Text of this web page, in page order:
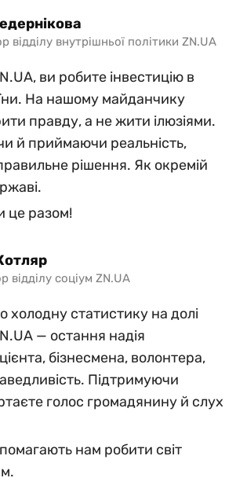
відділу внутрішньої політики ZN.UA
ви робите інвестицію в
На нашому майданчику
правду, а не жити ілюзіями.
й приймаючи реальність,
рішення. Як окремій
це разом!
відділу соціум ZN.UA
холодну статистику на долі
— остання надія
бізнесмена, волонтера,
Підтримуючи
голос громадянину й слух
нам робити світ